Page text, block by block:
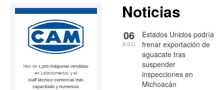
Noticias
Estados Unidos podría
frenar exportación de
aguacate tras
suspender
inspecciones en
Michoacán
06
AGO